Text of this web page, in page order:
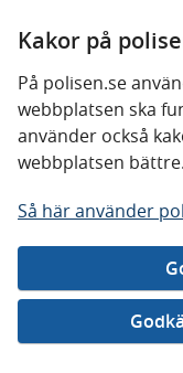
Kakor på
På polisen.se
webbplatsen ska
använder också
webbplatsen bättre.
Så här använder